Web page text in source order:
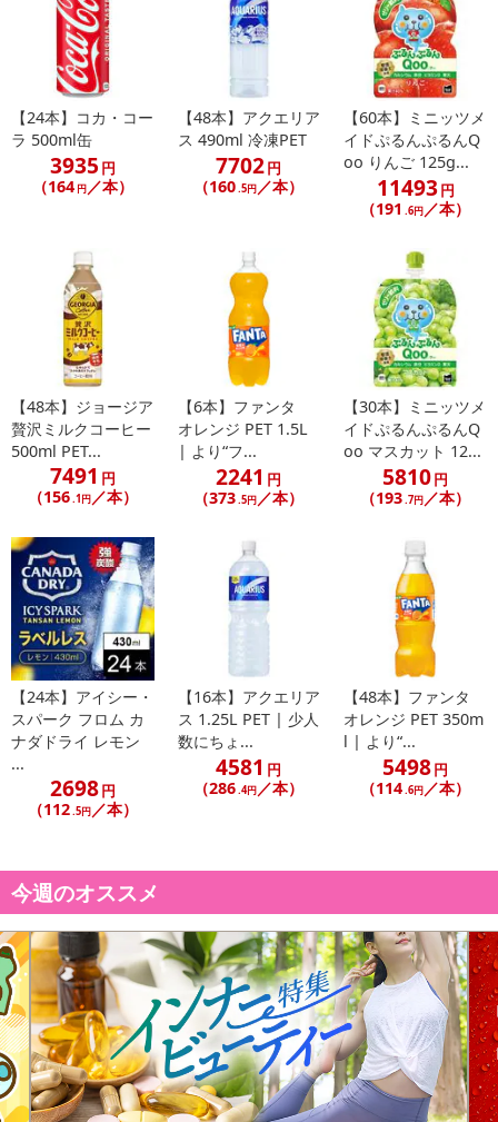
【24本】コカ・コー
ラ 500ml缶
3935 円
（164 円／本）
【48本】アクエリア
ス 490ml 冷凍PET
7702円
（160 .5円 ／本）
【60本】ミニッツメ
イドぷるんぷるんQ
oo りんご 125g...
11493円
（191 .6円 ／本）
【48本】ジョージア
贅沢ミルクコーヒー
500ml PET...
7491 円
（156.1円／本）
【6本】ファンタ
オレンジ PET 1.5L
| より“フ...
2241 円
（373.5円／本）
【30本】ミニッツメ
イドぷるんぷるんQ
oo マスカット 12...
5810円
（193.7円／本）
【24本】アイシー・
スパーク フロム カ
ナダドライ レモン
...
2698円
（112.5円／本）
【16本】アクエリア
ス 1.25L PET | 少人
数にちょ...
4581 円
（286.4円／本）
【48本】ファンタ
オレンジ PET 350m
l | より“...
5498円
（114.6円／本）
今週のオススメ